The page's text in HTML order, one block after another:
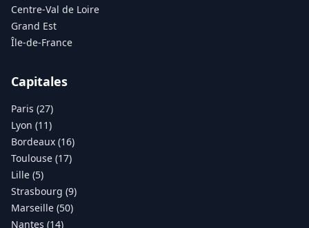
Centre-Val de Loire
Grand Est
Île-de-France
Capitales
Paris (27)
Lyon (11)
Bordeaux (16)
Toulouse (17)
Lille (5)
Strasbourg (9)
Marseille (50)
Nantes (14)